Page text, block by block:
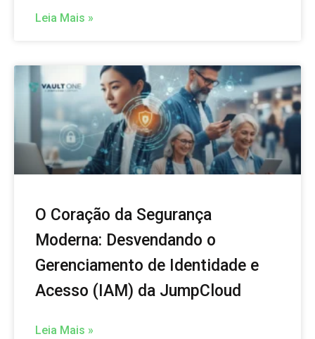
Leia Mais »
O Coração da Segurança
Moderna: Desvendando o
Gerenciamento de Identidade e
Acesso (IAM) da JumpCloud
Leia Mais »